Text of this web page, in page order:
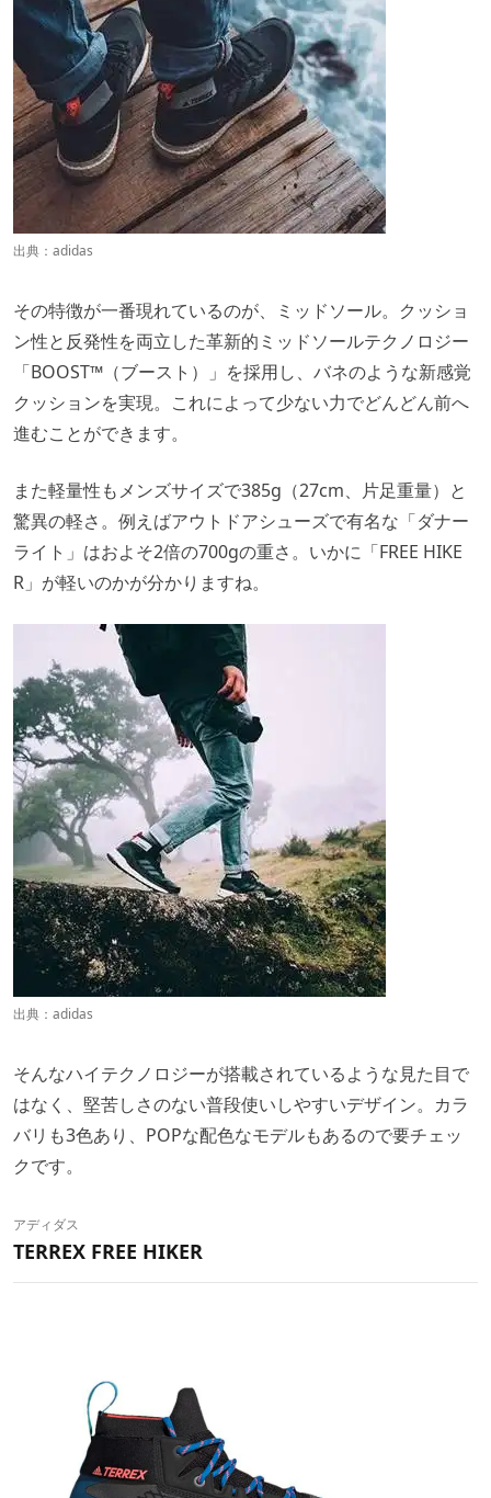
出典： adidas
その特徴が一番現れているのが、ミッドソール。クッショ
ン性と反発性を両立した革新的ミッドソールテクノロジー
「BOOST™（ブースト）」を採用し、バネのような新感覚
クッションを実現。これによって少ない力でどんどん前へ
進むことができます。
また軽量性もメンズサイズで385g（27cm、片足重量）と
驚異の軽さ。例えばアウトドアシューズで有名な「ダナー
ライト」はおよそ2倍の700gの重さ。いかに「FREE HIKE
R」が軽いのかが分かりますね。
出典： adidas
そんなハイテクノロジーが搭載されているような見た目で
はなく、堅苦しさのない普段使いしやすいデザイン。カラ
バリも3色あり、POPな配色なモデルもあるので要チェッ
クです。
アディダス
TERREX FREE HIKER